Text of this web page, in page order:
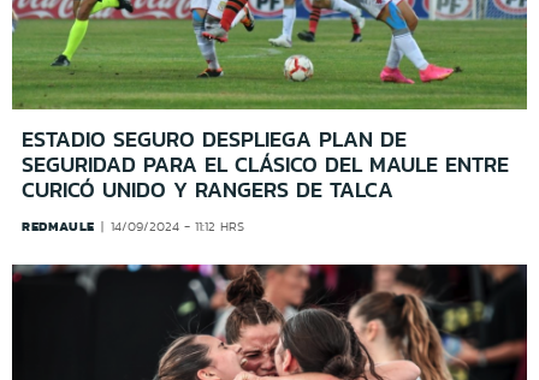
ESTADIO SEGURO DESPLIEGA PLAN DE
SEGURIDAD PARA EL CLÁSICO DEL MAULE ENTRE
CURICÓ UNIDO Y RANGERS DE TALCA
REDMAULE 14/09/2024 - 11:12 HRS